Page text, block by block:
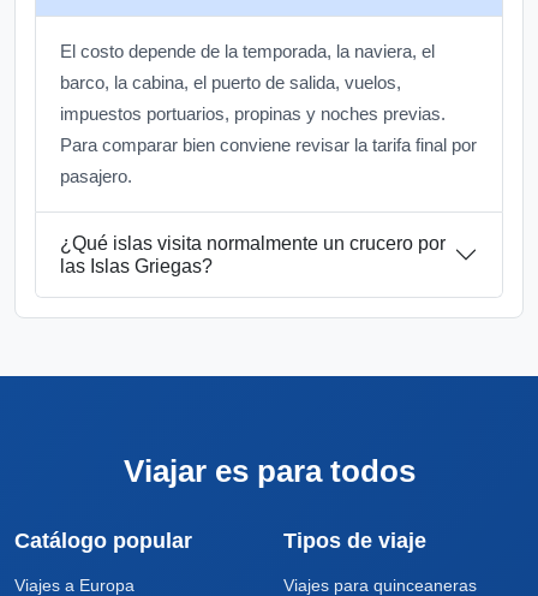
El costo depende de la temporada, la naviera, el
barco, la cabina, el puerto de salida, vuelos,
impuestos portuarios, propinas y noches previas.
Para comparar bien conviene revisar la tarifa final por
pasajero.
¿Qué islas visita normalmente un crucero por
las Islas Griegas?
Viajar es para todos
Catálogo popular
Viajes a Europa
Tipos de viaje
Viajes para quinceaneras